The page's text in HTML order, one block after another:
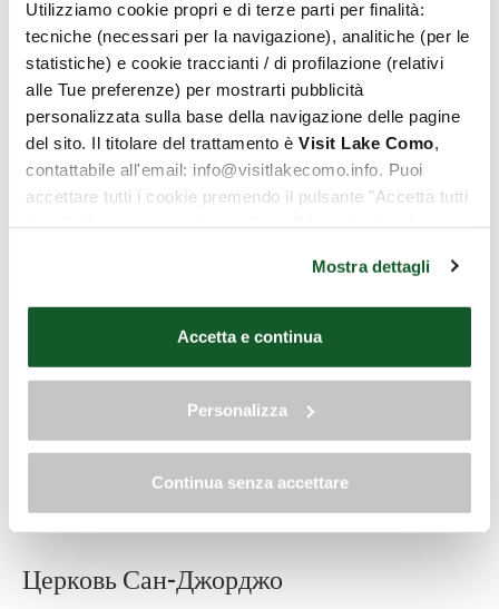
Utilizziamo cookie propri e di terze parti per finalità:
tecniche (necessari per la navigazione), analitiche (per le
statistiche) e cookie traccianti / di profilazione (relativi
alle Tue preferenze) per mostrarti pubblicità
personalizzata sulla base della navigazione delle pagine
del sito. Il titolare del trattamento è Visit Lake Como
contattabile all'email: info@visitlakecomo.info. Puoi
accettare tutti i cookie premendo il pulsante "Accetta tutti
"Personalizza". Al fine di revocare il consenso prestato e
visualizzare le informazioni complete sul trattamento dei
"gestione cookie"
cookie.
Mostra dettagli
Accetta e continua
Personalizza
Continua senza accettare
знаменитым красным сердцем, любимым местом для
памятных фото.
Особенноочаровательна на закате— это прогулка
подарит вам поэтичные виды и атмосферу уединения.
Церковь Сан-Джорджо